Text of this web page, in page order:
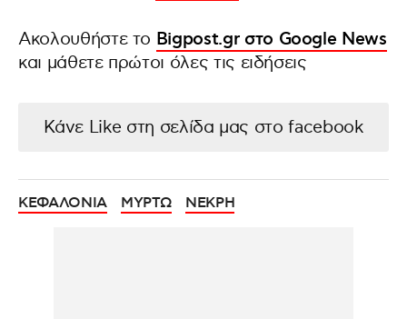
Ακολουθήστε το Bigpost.gr στο Google News
και μάθετε πρώτοι όλες τις ειδήσεις
Κάνε Like στη σελίδα μας στο facebook
ΚΕΦΑΛΟΝΙΑ ΜΥΡΤΩ ΝΕΚΡΗ